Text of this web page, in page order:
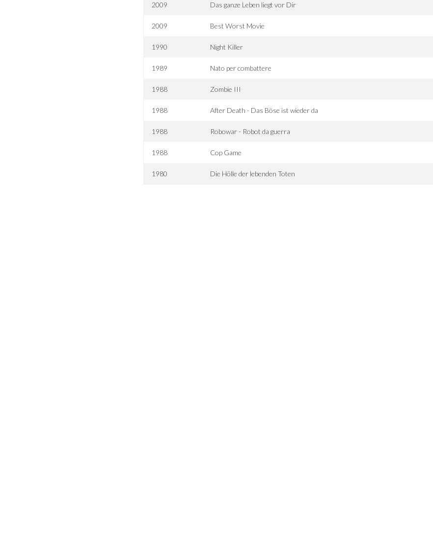
2009 Das ganze Leben liegt vor Dir
2009 Best Worst Movie
1990 Night Killer
1989 Nato per combattere
1988 Zombie III
1988 After Death - Das Böse ist wieder da
1988 Robowar - Robot da guerra
1988 Cop Game
1980 Die Hölle der lebenden Toten